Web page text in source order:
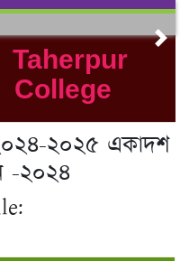
২০২৪-২০২৫ একাদশ
-২০২৪